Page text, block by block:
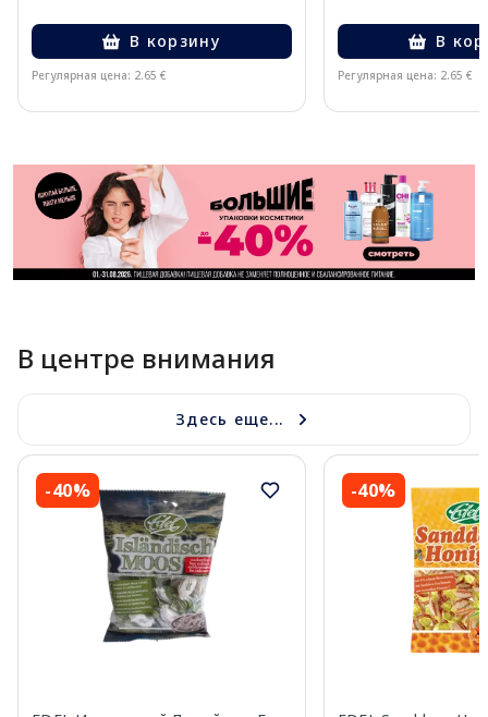
В корзину
Регулярная цена: 2.65 €
В
Регулярная цена: 2.65 €
В центре внимания
Здесь еще...
-40% -40%